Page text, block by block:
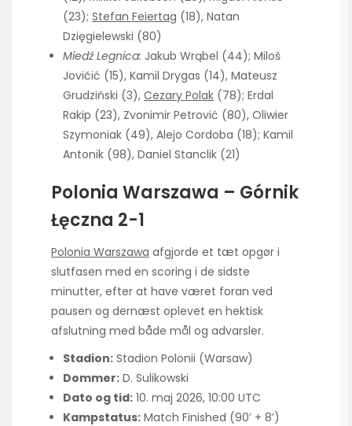
(23); Stefan Feiertag (18), Natan
Dzięgielewski (80)
Miedź Legnica: Jakub Wrąbel (44); Miloš
Jovičić (15), Kamil Drygas (14), Mateusz
Grudziński (3), Cezary Polak (78); Erdal
Rakip (23), Zvonimir Petrović (80), Oliwier
Szymoniak (49), Alejo Cordoba (18); Kamil
Antonik (98), Daniel Stanclik (21)
Polonia Warszawa – Górnik
Łęczna 2-1
Polonia Warszawa afgjorde et tæt opgør i
slutfasen med en scoring i de sidste
minutter, efter at have været foran ved
pausen og dernæst oplevet en hektisk
afslutning med både mål og advarsler.
Stadion: Stadion Polonii (Warsaw)
Dommer: D. Sulikowski
Dato og tid: 10. maj 2026, 10:00 UTC
Kampstatus: Match Finished (90’ + 8’)